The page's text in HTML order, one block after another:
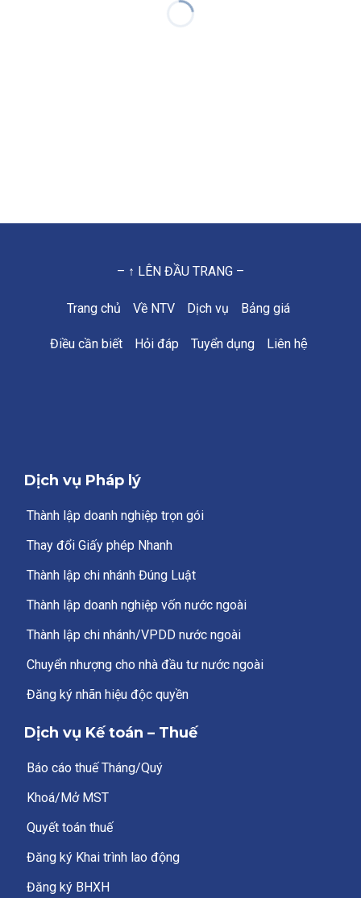
– ↑ LÊN ĐẦU TRANG –
Trang chủ Về NTV Dịch vụ Bảng giá
Điều cần biết Hỏi đáp Tuyển dụng Liên hệ
Dịch vụ Pháp lý
Thành lập doanh nghiệp trọn gói
Thay đổi Giấy phép Nhanh
Thành lập chi nhánh Đúng Luật
Thành lập doanh nghiệp vốn nước ngoài
Thành lập chi nhánh/VPDD nước ngoài
Chuyển nhượng cho nhà đầu tư nước ngoài
Đăng ký nhãn hiệu độc quyền
Dịch vụ Kế toán – Thuế
Báo cáo thuế Tháng/Quý
Khoá/Mở MST
Quyết toán thuế
Đăng ký Khai trình lao động
Đăng ký BHXH